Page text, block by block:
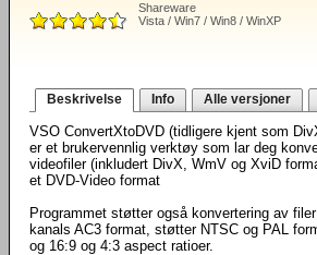
Shareware
Vista / Win7 / Win8 / WinXP
Beskrivelse Info Alle versjoner
VSO ConvertXtoDVD (tidligere kjent som
er et brukervennlig verktøy som lar deg
videofiler (inkludert DivX, WmV og XviD
et DVD-Video format
Programmet støtter også konvertering av
kanals AC3 format, støtter NTSC og PAL
og 16:9 og 4:3 aspect ratioer.